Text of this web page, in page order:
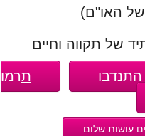
של האו"ם)
של תקווה וחיים
התנדבו תרמו
עושות שלום